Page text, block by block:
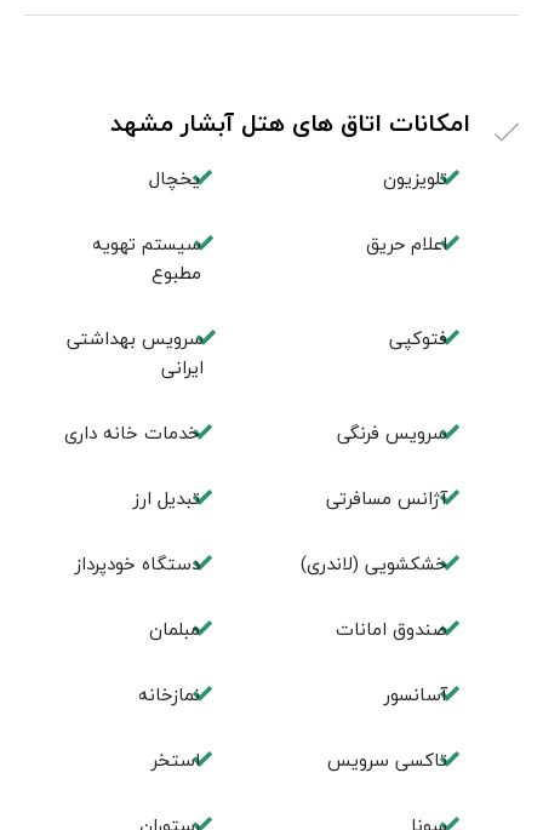
امکانات اتاق های هتل آبشار مشهد
تلویزیون یخچال
اعلام حریق
سیستم تهویه
مطبوع
فتوکپی
سرویس بهداشتی
ایرانی
سرویس فرنگی خدمات خانه داری
آژانس مسافرتی تبديل ارز
خشکشویی (لاندری) دستگاه خودپرداز
صندوق امانات مبلمان
آسانسور نمازخانه
تاکسی سرویس استخر